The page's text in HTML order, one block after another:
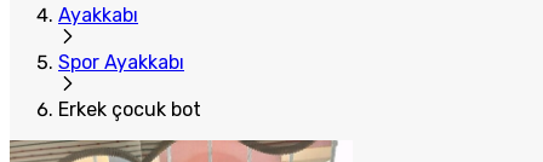
Ayakkabı
Spor Ayakkabı
Erkek çocuk bot